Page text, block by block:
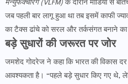
मैन्युफैक्चरिंग (VLFM) के दौरान मीडिया से
जब पहली बार लागू हुआ था तब इसमें काफी
का टैक्स ढांचे को सरल और तर्कसंगत बनाने का
बड़े सुधारों की जरूरत पर जोर
जमशेद गोदरेज ने कहा कि भारत की विकास
आवश्यकता है। “पहले बड़े सुधार किए गए थे,